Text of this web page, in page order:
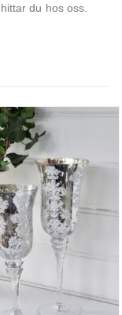
du hos oss.